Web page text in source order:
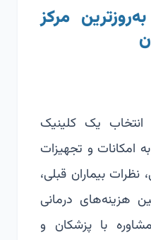
مرکز
یک کلینیک
امکانات و تجهیزات
نظرات بیماران قبلی،
هزینه‌های درمانی
با پزشکان و